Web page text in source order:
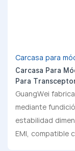
Carcasa para
Carcasa Para
Para
GuangWei
mediante
estabilidad
EMI, compatible